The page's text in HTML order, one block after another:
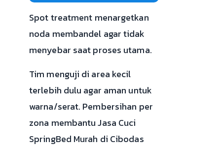
Spot treatment menargetkan
noda membandel agar tidak
menyebar saat proses utama.
Tim menguji di area kecil
terlebih dulu agar aman untuk
warna/serat. Pembersihan per
zona membantu Jasa Cuci
SpringBed Murah di Cibodas